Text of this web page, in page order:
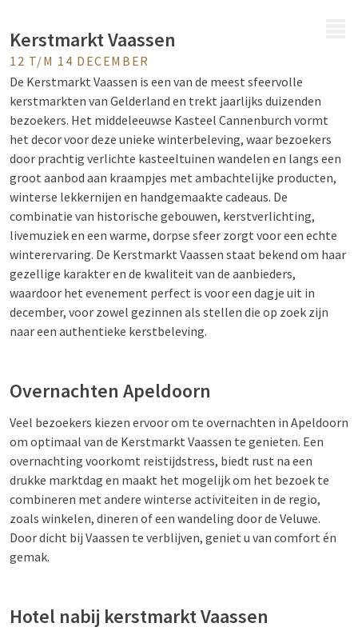
Kerstmarkt Vaassen
12 T/M 14 DECEMBER
De Kerstmarkt Vaassen is een van de meest sfeervolle
kerstmarkten van Gelderland en trekt jaarlijks duizenden
bezoekers. Het middeleeuwse Kasteel Cannenburch vormt
het decor voor deze unieke winterbeleving, waar bezoekers
door prachtig verlichte kasteeltuinen wandelen en langs een
groot aanbod aan kraampjes met ambachtelijke producten,
winterse lekkernijen en handgemaakte cadeaus. De
combinatie van historische gebouwen, kerstverlichting,
livemuziek en een warme, dorpse sfeer zorgt voor een echte
winterervaring. De Kerstmarkt Vaassen staat bekend om haar
gezellige karakter en de kwaliteit van de aanbieders,
waardoor het evenement perfect is voor een dagje uit in
december, voor zowel gezinnen als stellen die op zoek zijn
naar een authentieke kerstbeleving.
Overnachten Apeldoorn
Veel bezoekers kiezen ervoor om te overnachten in Apeldoorn
om optimaal van de Kerstmarkt Vaassen te genieten. Een
overnachting voorkomt reistijdstress, biedt rust na een
drukke marktdag en maakt het mogelijk om het bezoek te
combineren met andere winterse activiteiten in de regio,
zoals winkelen, dineren of een wandeling door de Veluwe.
Door dicht bij Vaassen te verblijven, geniet u van comfort én
gemak.
Hotel nabij kerstmarkt Vaassen